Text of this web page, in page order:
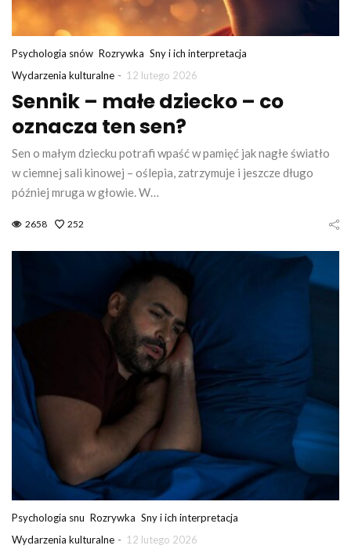
Psychologia snów Rozrywka Sny i ich interpretacja
Wydarzenia kulturalne - 12 lutego 2026
Sennik – małe dziecko – co
oznacza ten sen?
Sen o małym dziecku potrafi wpaść w pamięć jak nagłe światło
w ciemnej sali kinowej – oślepia, zatrzymuje i jeszcze długo
później mruga w głowie. W…
2658 252
Psychologia snu Rozrywka Sny i ich interpretacja
Wydarzenia kulturalne - 12 lutego 2026